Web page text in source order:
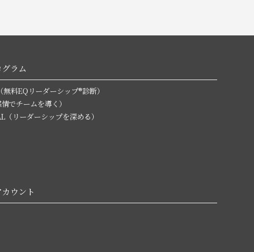
ラム
EQリーダーシップ®診断）
でチームを導く）
リーダーシップを深める）
ウント